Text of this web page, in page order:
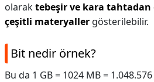
olaraktebeşir ve kara
çeşitli materyaller gösterilebilir.
Bit nedir örnek?
Bu da 1 GB = 1024 MB =